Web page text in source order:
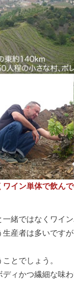
ワイン単体で飲んで
一緒ではなくワイ
生産者は多いです
とでしょう。
ィかつ繊細な味